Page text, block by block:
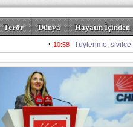
Terör Dünya Hayatın İçinden
Spor Misafir Kalem